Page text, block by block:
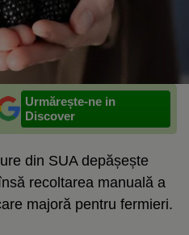
Urmărește-ne in
Discover
din SUA depășește
recoltarea manuală a
majoră pentru fermieri.